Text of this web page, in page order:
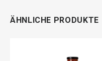
ÄHNLICHE PRODUKTE